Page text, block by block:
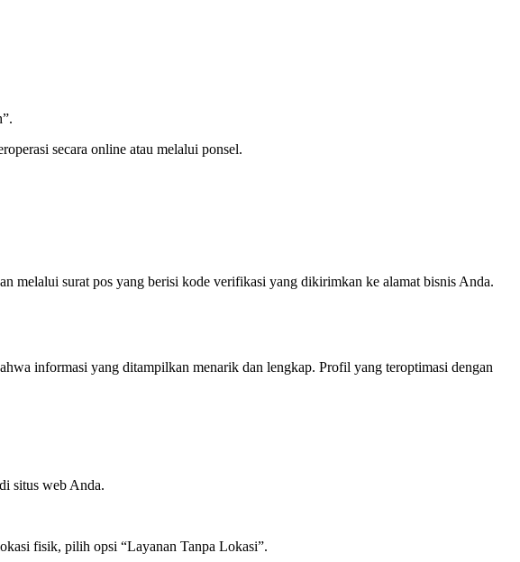
secara online atau melalui ponsel.
melalui surat pos yang berisi kode verifikasi yang dikirimkan ke alamat bisnis Anda.
informasi yang ditampilkan menarik dan lengkap. Profil yang teroptimasi dengan
situs web Anda.
fisik, pilih opsi “Layanan Tanpa Lokasi”.